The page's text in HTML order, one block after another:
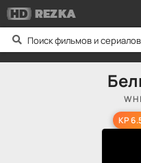
HDREZKA
KP